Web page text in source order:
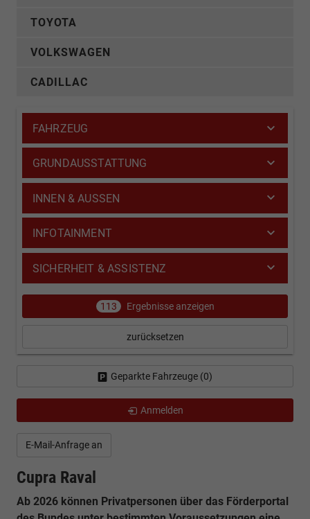
E-Mail-Anfrage an
Cupra Raval
Ab 2026 können Privatpersonen über das Förderportal
TOYOTA
VOLKSWAGEN
CADILLAC
FAHRZEUG
GRUNDAUSSTATTUNG
INNEN & AUSSEN
INFOTAINMENT
SICHERHEIT & ASSISTENZ
113 Ergebnisse anzeigen
zurücksetzen
Geparkte Fahrzeuge (0)
Anmelden